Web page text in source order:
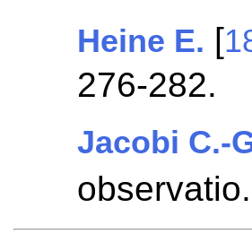
Heine E. [
276-282.
Jacobi C.-
observatio.